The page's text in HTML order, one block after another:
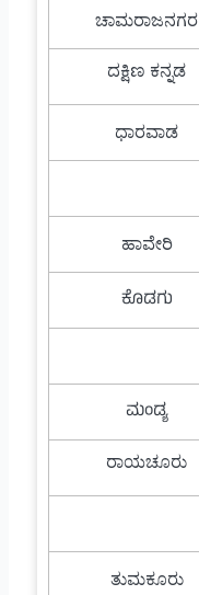
ಚಾಮರಾಜನಗರ
ದಕ್ಷಿಣ ಕನ್ನಡ
ಧಾರವಾಡ
ಹಾವೇರಿ
ಕೊಡಗು
ಮಂಡ್ಯ
ರಾಯಚೂರು
ತುಮಕೂರು